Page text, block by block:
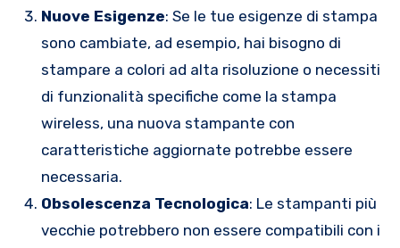
Nuove Esigenze: Se le tue esigenze di stampa
sono cambiate, ad esempio, hai bisogno di
stampare a colori ad alta risoluzione o necessiti
di funzionalità specifiche come la stampa
wireless, una nuova stampante con
caratteristiche aggiornate potrebbe essere
necessaria.
Obsolescenza Tecnologica: Le stampanti più
vecchie potrebbero non essere compatibili con i